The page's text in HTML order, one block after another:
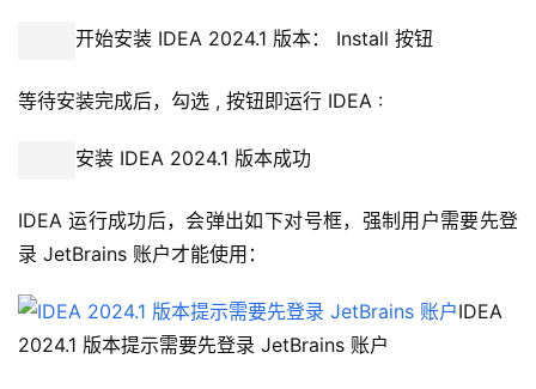
开始安装 IDEA 2024.1 版本： Install 按钮
等待安装完成后，勾选 , 按钮即运行 IDEA :
安装 IDEA 2024.1 版本成功
IDEA 运行成功后，会弹出如下对号框，强制用户需要先登
录 JetBrains 账户才能使用：
IDEA
2024.1 版本提示需要先登录 JetBrains 账户